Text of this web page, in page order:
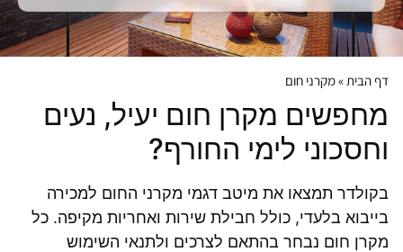
דף הבית »מקרני חום
מחפשים מקרן חום יעיל, נעים
וחסכוני לימי החורף?
בקולדר תמצאו את מיטב דגמי מקרני החום למכירה
בייבוא בלעדי, כולל חבילת שירות ואחריות מקיפה. כל
מקרן חום נבחר בהתאם לצרכים ולתנאי השימוש